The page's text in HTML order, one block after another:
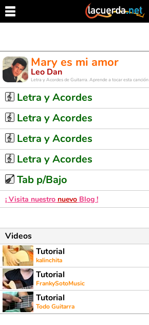
Mary es mi amor
Leo Dan
Letra y Acordes de Guitarra. Aprende a tocar esta canción
Letra y Acordes
Letra y Acordes
Letra y Acordes
Letra y Acordes
Tab p/Bajo
¡ Visita nuestro nuevo Blog !
Videos
Tutorial
kalinchita
Tutorial
FrankySotoMusic
Tutorial
Todo Guitarra